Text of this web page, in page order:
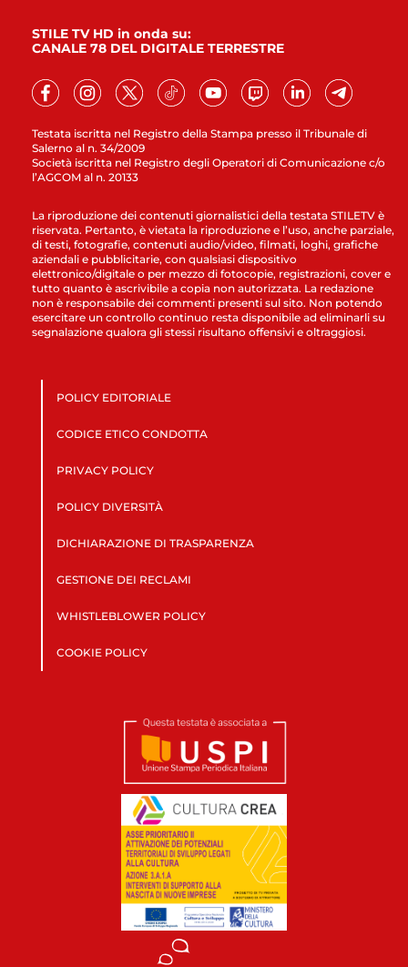
Testata iscritta nel Registro della Stampa presso il Tribunale di
Salerno al n. 34/2009
Società iscritta nel Registro degli Operatori di Comunicazione c/o
l’AGCOM al n. 20133
STILE TV HD in onda su:
CANALE 78 DEL DIGITALE TERRESTRE
La riproduzione dei contenuti giornalistici della testata STILETV è
riservata. Pertanto, è vietata la riproduzione e l’uso, anche parziale,
di testi, fotografie, contenuti audio/video, filmati, loghi, grafiche
aziendali e pubblicitarie, con qualsiasi dispositivo
elettronico/digitale o per mezzo di fotocopie, registrazioni, cover e
tutto quanto è ascrivibile a copia non autorizzata. La redazione
non è responsabile dei commenti presenti sul sito. Non potendo
esercitare un controllo continuo resta disponibile ad eliminarli su
segnalazione qualora gli stessi risultano offensivi e oltraggiosi.
POLICY EDITORIALE
CODICE ETICO CONDOTTA
PRIVACY POLICY
POLICY DIVERSITÀ
DICHIARAZIONE DI TRASPARENZA
GESTIONE DEI RECLAMI
WHISTLEBLOWER POLICY
COOKIE POLICY